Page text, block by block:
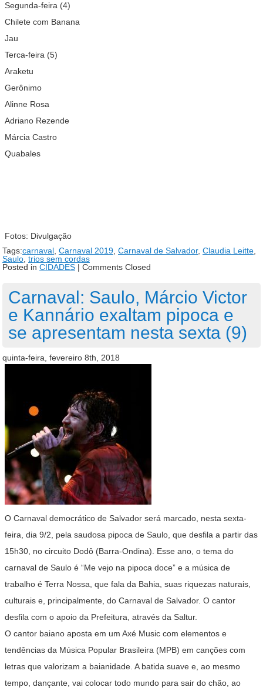
Segunda-feira (4)
Chilete com Banana
Jau
Terca-feira (5)
Araketu
Gerônimo
Alinne Rosa
Adriano Rezende
Márcia Castro
Quabales
Fotos: Divulgação
Tags:carnaval, Carnaval 2019, Carnaval de Salvador, Claudia Leitte,
Saulo, trios sem cordas
Posted in CIDADES | Comments Closed
Carnaval: Saulo, Márcio Victor
e Kannário exaltam pipoca e
se apresentam nesta sexta (9)
quinta-feira, fevereiro 8th, 2018
O Carnaval democrático de Salvador será marcado, nesta sexta-
feira, dia 9/2, pela saudosa pipoca de Saulo, que desfila a partir das
15h30, no circuito Dodô (Barra-Ondina). Esse ano, o tema do
carnaval de Saulo é “Me vejo na pipoca doce” e a música de
trabalho é Terra Nossa, que fala da Bahia, suas riquezas naturais,
culturais e, principalmente, do Carnaval de Salvador. O cantor
desfila com o apoio da Prefeitura, através da Saltur.
O cantor baiano aposta em um Axé Music com elementos e
tendências da Música Popular Brasileira (MPB) em canções com
letras que valorizam a baianidade. A batida suave e, ao mesmo
tempo, dançante, vai colocar todo mundo para sair do chão, ao